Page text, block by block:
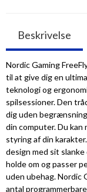
Beskrivelse
Nordic Gaming
til at give dig en
teknologi og
spilsessioner. Den
dig uden
din computer. Du
styring af din
design med sit
holde om og passer
uden ubehag. Nordic
antal